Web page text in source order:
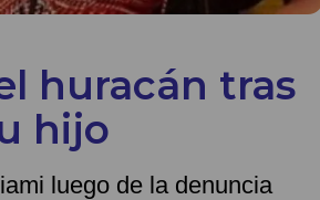
huracán tras
hijo
luego de la denuncia